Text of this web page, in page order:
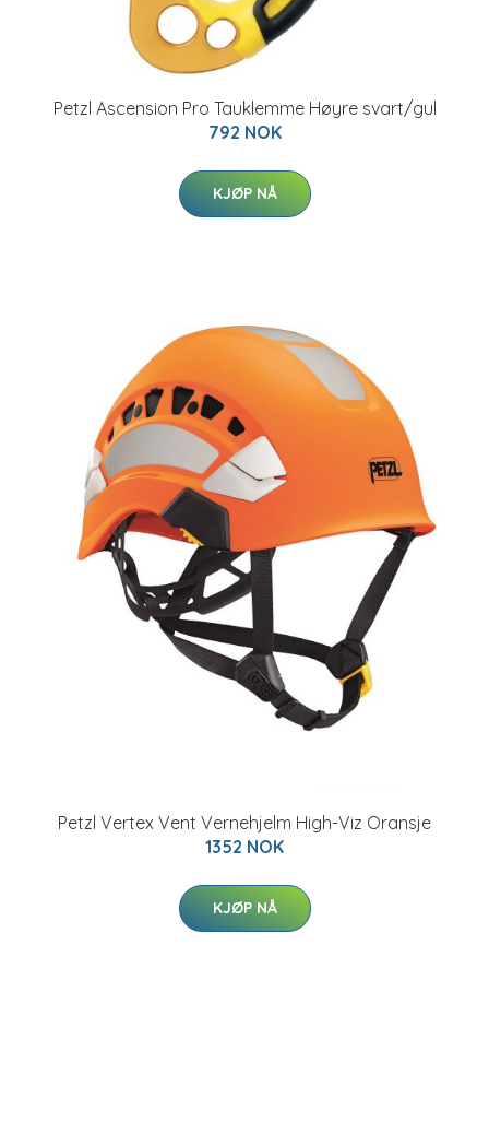
Petzl Ascension Pro Tauklemme Høyre svart/gul
792 NOK
KJØP NÅ
Petzl Vertex Vent Vernehjelm High-Viz Oransje
1352 NOK
KJØP NÅ